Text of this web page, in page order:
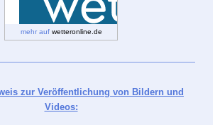
mehr auf wetteronline.de
zur Veröffentlichung von Bildern und
Videos: